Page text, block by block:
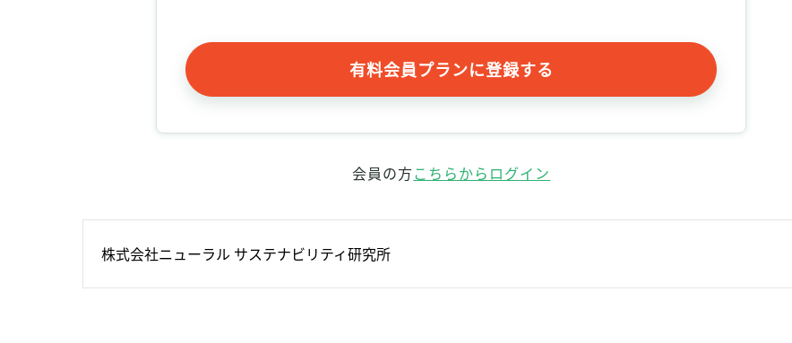
有料会員プランに登録する
会員の方こちらからログイン
株式会社ニューラル サステナビリティ研究所